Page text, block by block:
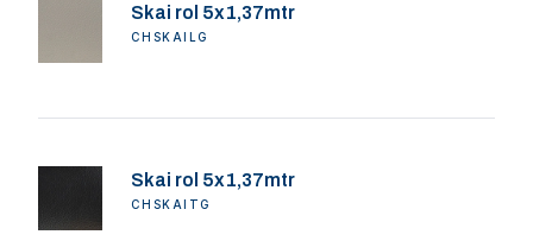
Skai rol 5x1,37mtr
CHSKAILG
Skai rol 5x1,37mtr
CHSKAITG